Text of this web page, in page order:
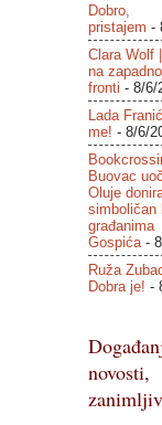
Dobro,
pristajem -
Clara Wolf
na
fronti - 8/6/
Lada
me! - 8/6/
Buovac
Oluje
simboličan
građanima
Gospića-
Ruža
Dobra je! -
novosti,